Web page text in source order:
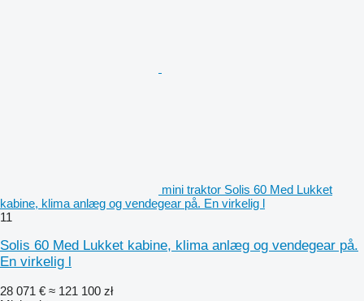
mini traktor Solis 60 Med Lukket
kabine, klima anlæg og vendegear på. En virkelig l
11
Solis 60 Med Lukket kabine, klima anlæg og vendegear på.
En virkelig l
28 071 € ≈ 121 100 zł